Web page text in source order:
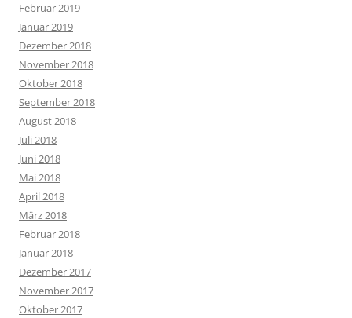
Februar 2019
Januar 2019
Dezember 2018
November 2018
Oktober 2018
September 2018
August 2018
Juli 2018
Juni 2018
Mai 2018
April 2018
März 2018
Februar 2018
Januar 2018
Dezember 2017
November 2017
Oktober 2017